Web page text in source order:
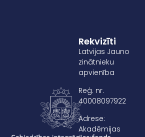
Rekvizīti
Latvijas Jauno
zinātnieku
apvienība
Reģ. nr.
40008097922
Adrese:
Akadēmijas